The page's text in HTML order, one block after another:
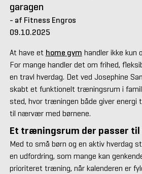
garagen
- af Fitness Engros
09.10.2025
At have et home gym handler ikke kun
For mange handler det om frihed,
en travl hverdag. Det ved Josephine
skabt et funktionelt træningsrum i
sted, hvor træningen både giver energi
til nærvær med børnene.
Et træningsrum der passer
Med to små børn og en aktiv hverdag
en udfordring, som mange kan
prioriteret træning, når kalenderen er